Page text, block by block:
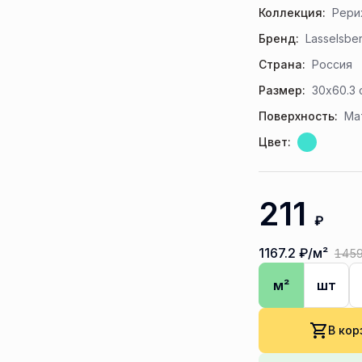
Коллекция:
Бренд:
Страна: Россия
Размер: 30x60.3
Поверхность:
Цвет:
211 ₽
1167.2 ₽/м²
м² шт
В